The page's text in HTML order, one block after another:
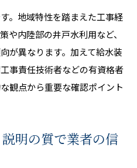
。地域特性を踏まえた工事経
や内陸部の井戸水利用など、
が異なります。加えて給水装
事責任技術者などの有資格者
観点から重要な確認ポイント
明の質で業者の信